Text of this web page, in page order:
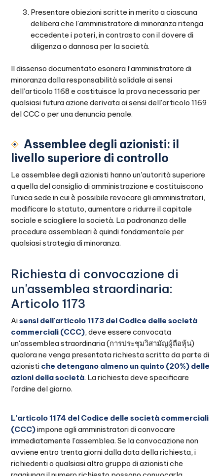
Presentare obiezioni scritte in merito a ciascuna
delibera che l'amministratore di minoranza ritenga
eccedente i poteri, in contrasto con il dovere di
diligenza o dannosa per la società.
Il dissenso documentato esonera l’amministratore di
minoranza dalla responsabilità solidale ai sensi
dell’articolo 1168 e costituisce la prova necessaria per
qualsiasi futura azione derivata ai sensi dell’articolo 1169
del CCC o per una denuncia penale.
Assemblee degli azionisti: il
livello superiore di controllo
Le assemblee degli azionisti hanno un'autorità superiore
a quella del consiglio di amministrazione e costituiscono
l'unica sede in cui è possibile revocare gli amministratori,
modificare lo statuto, aumentare o ridurre il capitale
sociale e sciogliere la società. La padronanza delle
procedure assembleari è quindi fondamentale per
qualsiasi strategia di minoranza.
Richiesta di convocazione di
un'assemblea straordinaria:
Articolo 1173
Aisensi dell'articolo 1173 del Codice delle società
commerciali (CCC), deve essere convocata
un'assemblea straordinaria (การประชุมวิสามัญผู้ถือหุ้น)
qualora ne venga presentata richiesta scritta da parte di
azionisti che detengano almeno un quinto (20%) delle
azioni della società. La richiesta deve specificare
l'ordine del giorno.
L'articolo 1174 del Codice delle società commerciali
(CCC)impone agli amministratori di convocare
immediatamente l'assemblea. Se la convocazione non
avviene entro trenta giorni dalla data della richiesta, i
richiedenti o qualsiasi altro gruppo di azionisti che